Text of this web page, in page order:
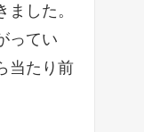
した。
ってい
当たり前